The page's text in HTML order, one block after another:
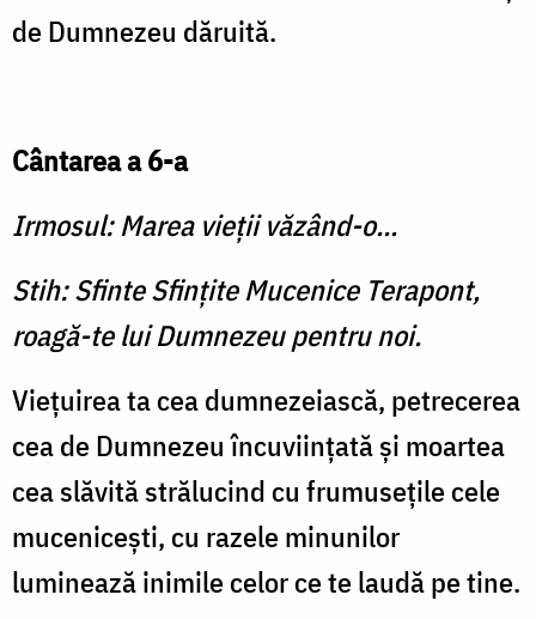
de Dumnezeu dăruită.
Cântarea a 6-a
Irmosul: Marea vieţii văzând-o...
Stih: Sfinte Sfinţite Mucenice Terapont,
roagă-te lui Dumnezeu pentru noi.
Vieţuirea ta cea dumnezeiască, petrecerea
cea de Dumnezeu încuviinţată şi moartea
cea slăvită strălucind cu frumuseţile cele
muceniceşti, cu razele minunilor
luminează inimile celor ce te laudă pe tine.